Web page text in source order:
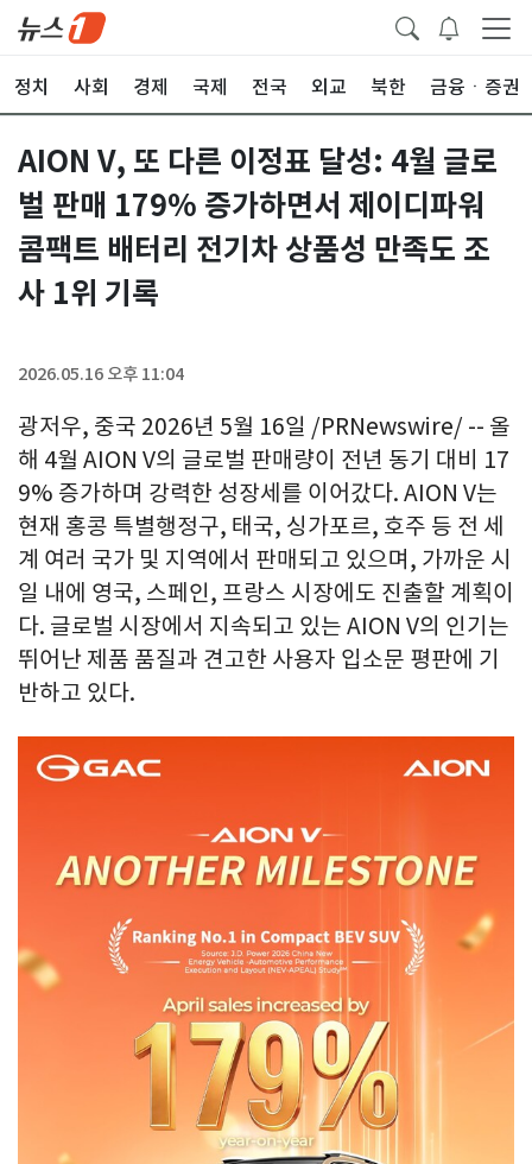
정치 사회 경제 국제 전국 외교 북한 금융ㆍ증권
AION V, 또 다른 이정표 달성: 4월 글로
벌 판매 179% 증가하면서 제이디파워
콤팩트 배터리 전기차 상품성 만족도 조
사 1위 기록
2026.05.16 오후 11:04
광저우, 중국 2026년 5월 16일 /PRNewswire/ -- 올
해 4월 AION V의 글로벌 판매량이 전년 동기 대비 17
9% 증가하며 강력한 성장세를 이어갔다. AION V는
현재 홍콩 특별행정구, 태국, 싱가포르, 호주 등 전 세
계 여러 국가 및 지역에서 판매되고 있으며, 가까운 시
일 내에 영국, 스페인, 프랑스 시장에도 진출할 계획이
다. 글로벌 시장에서 지속되고 있는 AION V의 인기는
뛰어난 제품 품질과 견고한 사용자 입소문 평판에 기
반하고 있다.